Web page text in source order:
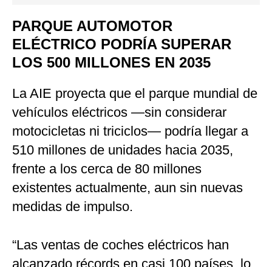
PARQUE AUTOMOTOR
ELÉCTRICO PODRÍA SUPERAR
LOS 500 MILLONES EN 2035
La AIE proyecta que el parque mundial de
vehículos eléctricos —sin considerar
motocicletas ni triciclos— podría llegar a
510 millones de unidades hacia 2035,
frente a los cerca de 80 millones
existentes actualmente, aun sin nuevas
medidas de impulso.
“Las ventas de coches eléctricos han
alcanzado récords en casi 100 países, lo